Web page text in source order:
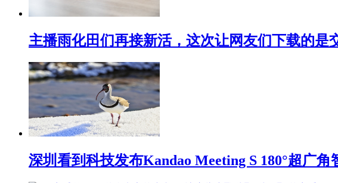
主播雨化田们再接新活，这次让网友们下载的是
深圳看到科技发布Kandao Meeting S 180°超广角